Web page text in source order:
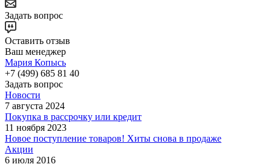
Задать вопрос
Оставить отзыв
Ваш менеджер
Мария Копысь
+7 (499) 685 81 40
Задать вопрос
Новости
7 августа 2024
Покупка в рассрочку или кредит
11 ноября 2023
Новое поступление товаров! Хиты снова в продаже
Акции
6 июля 2016